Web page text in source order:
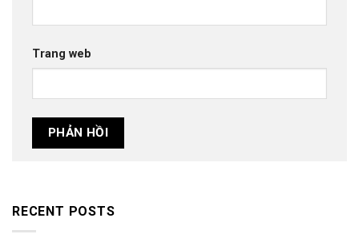
Trang web
RECENT POSTS